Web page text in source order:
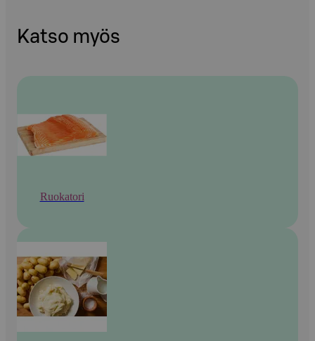
Katso myös
Ruokatori